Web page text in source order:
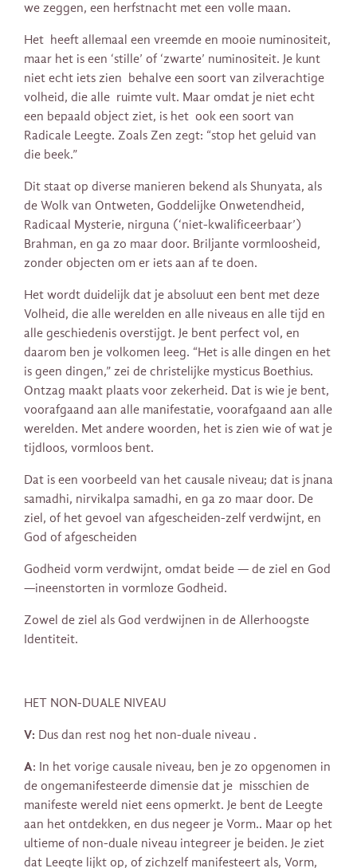
we zeggen, een herfstnacht met een volle maan.
Het heeft allemaal een vreemde en mooie numinositeit,
maar het is een ‘stille’ of ‘zwarte’ numinositeit. Je kunt
niet echt iets zien behalve een soort van zilverachtige
volheid, die alle ruimte vult. Maar omdat je niet echt
een bepaald object ziet, is het ook een soort van
Radicale Leegte. Zoals Zen zegt: “stop het geluid van
die beek.”
​​Dit staat op diverse manieren bekend als Shunyata, als
de Wolk van Ontweten, Goddelijke Onwetendheid,
Radicaal Mysterie, nirguna (‘niet-kwalificeerbaar’)
Brahman, en ga zo maar door. Briljante vormloosheid,
zonder objecten om er iets aan af te doen.
Het wordt duidelijk dat je absoluut een bent met deze
Volheid, die alle werelden en alle niveaus en alle tijd en
alle geschiedenis overstijgt. Je bent perfect vol, en
daarom ben je volkomen leeg. “Het is alle dingen en het
is geen dingen,” zei de christelijke mysticus Boethius.
Ontzag maakt plaats voor zekerheid. Dat is wie je bent,
voorafgaand aan alle manifestatie, voorafgaand aan alle
werelden. Met andere woorden, het is zien wie of wat je
tijdloos, vormloos bent.
Dat is een voorbeeld van het causale niveau; dat is jnana
samadhi, nirvikalpa samadhi, en ga zo maar door. De
ziel, of het gevoel van afgescheiden-zelf verdwijnt, en
God of afgescheiden
Godheid vorm verdwijnt, omdat beide — de ziel en God
—ineenstorten in vormloze Godheid.
Zowel de ziel als God verdwijnen in de Allerhoogste
Identiteit.
HET NON-DUALE NIVEAU
V: Dus dan rest nog het non-duale niveau .
A: In het vorige causale niveau, ben je zo opgenomen in
de ongemanifesteerde dimensie dat je misschien de
manifeste wereld niet eens opmerkt. Je bent de Leegte
aan het ontdekken, en dus negeer je Vorm.. Maar op het
ultieme of non-duale niveau integreer je beiden. Je ziet
dat Leegte lijkt op, of zichzelf manifesteert als, Vorm,